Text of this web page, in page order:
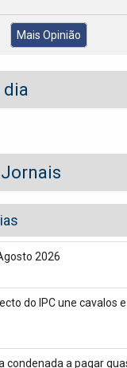
Mais Opinião
dia
Jornais
2026
do IPC une cavalos
condenada a pagar